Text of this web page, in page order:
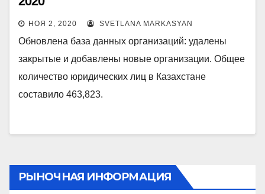
НОЯ 2, 2020 SVETLANA MARKASYAN
Обновлена база данных организаций: удалены
закрытые и добавлены новые организации. Общее
количество юридических лиц в Казахстане
составило 463,823.
РЫНОЧНАЯ ИНФОРМАЦИЯ